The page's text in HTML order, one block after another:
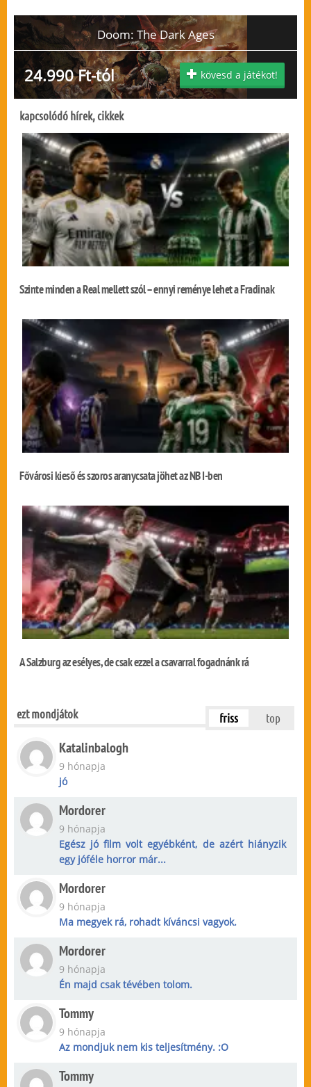
Doom: The Dark Ages
24.990 Ft-tól kövesd a játékot!
kapcsolódó hírek, cikkek
Szinte minden a Real mellett szól – ennyi reménye lehet a Fradinak
Fővárosi kieső és szoros aranycsata jöhet az NB I-ben
A Salzburg az esélyes, de csak ezzel a csavarral fogadnánk rá
ezt mondjátok friss top
Katalinbalogh
9 hónapja
jó
Mordorer
9 hónapja
Egész jó film volt egyébként, de azért hiányzik
egy jóféle horror már...
Mordorer
9 hónapja
Ma megyek rá, rohadt kíváncsi vagyok.
Mordorer
9 hónapja
Én majd csak tévében tolom.
Tommy
9 hónapja
Az mondjuk nem kis teljesítmény. :O
Tommy